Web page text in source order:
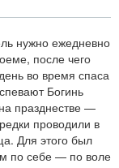
нужно ежедневно
после чего
во время спаса
Богинь
празднестве —
проводили в
Для этого был
по себе — по воле